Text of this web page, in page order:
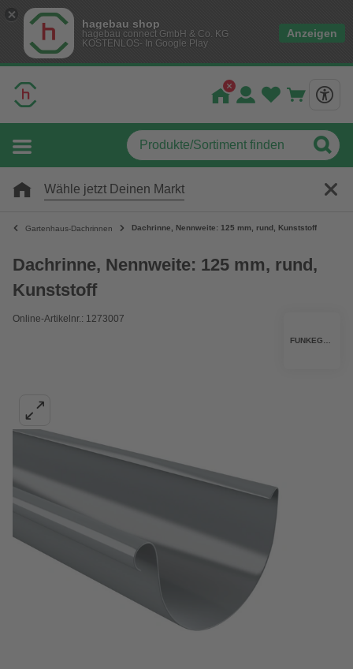
hagebau shop
hagebau connect GmbH & Co. KG
KOSTENLOS- In Google Play
Anzeigen
Wähle jetzt Deinen Markt
Gartenhaus-Dachrinnen Dachrinne, Nennweite: 125 mm, rund, Kunststoff
Dachrinne, Nennweite: 125 mm, rund,
Kunststoff
Online-Artikelnr.: 1273007